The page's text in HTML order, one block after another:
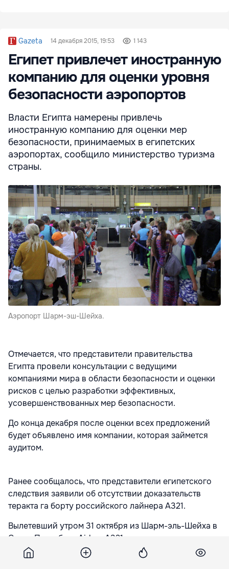
Gazeta 14 декабря 2015, 19:53 1 143
Египет привлечет иностранную
компанию для оценки уровня
безопасности аэропортов
Власти Египта намерены привлечь
иностранную компанию для оценки мер
безопасности, принимаемых в египетских
аэропортах, сообщило министерство туризма
страны.
Аэропорт Шарм-эш-Шейха.
Отмечается, что представители правительства
Египта провели консультации с ведущими
компаниями мира в области безопасности и оценки
рисков с целью разработки эффективных,
усовершенствованных мер безопасности.
До конца декабря после оценки всех предложений
будет объявлено имя компании, которая займется
аудитом.
Ранее сообщалось, что представители египетского
следствия заявили об отсутствии доказательств
теракта га борту российского лайнера A321.
Вылетевший утром 31 октября из Шарм-эль-Шейха в
Санкт-Петербург Airbus A321 авиакомпании
«Когалымавиа» потерпел крушение на Синайском